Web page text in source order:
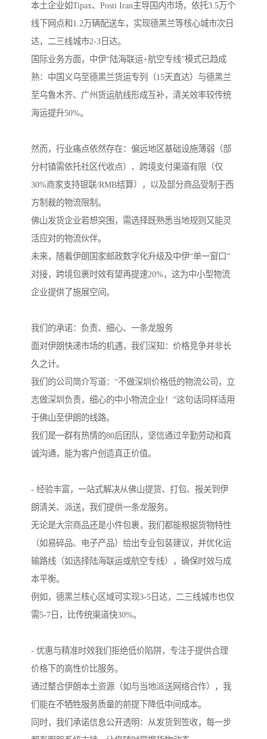
本土企业如Tipax、Posti Iran主导国内市场，依托3.5万个
线下网点和1.2万辆配送车，实现德黑兰等核心城市次日
达，二三线城市2-3日达。
国际业务方面，中伊“陆海联运+航空专线”模式已趋成
熟：中国义乌至德黑兰货运专列（15天直达）与德黑兰
至乌鲁木齐、广州货运航线形成互补，清关效率较传统
海运提升50%。
然而，行业痛点依然存在：偏远地区基础设施薄弱（部
分村镇需依托社区代收点）、跨境支付渠道有限（仅
30%商家支持银联/RMB结算），以及部分商品受制于西
方制裁的物流限制。
佛山发货企业若想突围，需选择既熟悉当地规则又能灵
活应对的物流伙伴。
未来，随着伊朗国家邮政数字化升级及中伊“单一窗口”
对接，跨境包裹时效有望再提速20%，这为中小型物流
企业提供了施展空间。
我们的承诺：负责、细心、一条龙服务
面对伊朗快递市场的机遇，我们深知：价格竞争并非长
久之计。
我们的公司简介写道：“不做深圳价格低的物流公司，立
志做深圳负责，细心的中小物流企业！”这句话同样适用
于佛山至伊朗的线路。
我们是一群有热情的80后团队，坚信通过辛勤劳动和真
诚沟通，能为客户创造真正价值。
- 经验丰富，一站式解决从佛山提货、打包、报关到伊
朗清关、派送，我们提供一条龙服务。
无论是大宗商品还是小件包裹，我们都能根据货物特性
（如易碎品、电子产品）给出专业包装建议，并优化运
输路线（如选择陆海联运或航空专线），确保时效与成
本平衡。
例如，德黑兰核心区域可实现3-5日达，二三线城市也仅
需5-7日，比传统渠道快30%。
- 优惠与精准时效我们拒绝低价陷阱，专注于提供合理
价格下的高性价比服务。
通过整合伊朗本土资源（如与当地派送网络合作），我
们能在不牺牲服务质量的前提下降低中间成本。
同时，我们承诺信息公开透明：从发货到签收，每一步